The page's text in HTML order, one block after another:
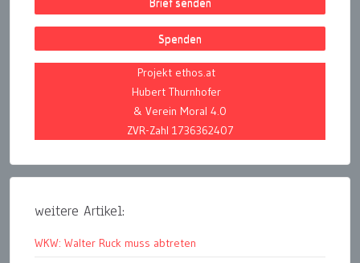
Spenden
Projekt ethos.at
Hubert Thurnhofer
& Verein Moral 4.0
ZVR-Zahl 1736362407
weitere Artikel:
WKW: Walter Ruck muss abtreten